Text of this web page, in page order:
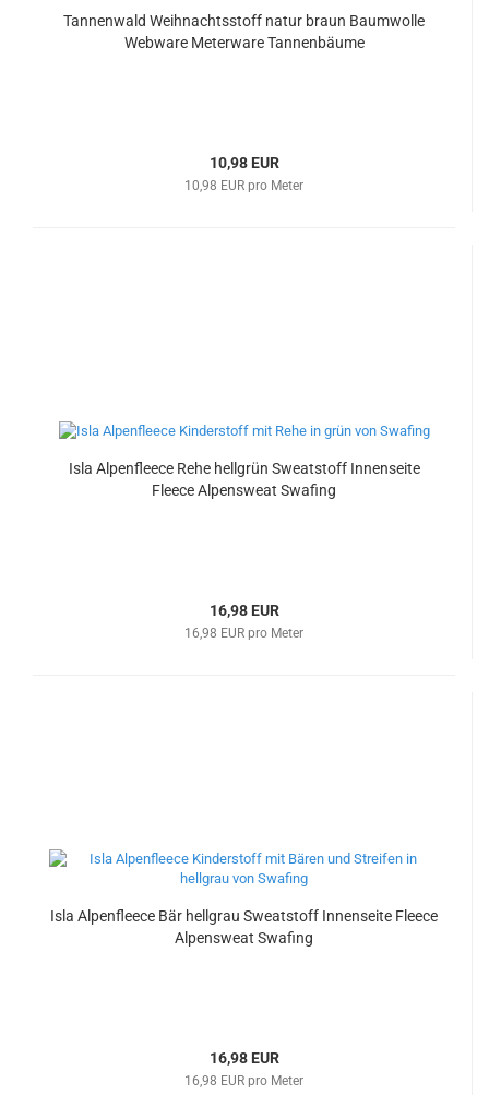
Tannenwald Weihnachtsstoff natur braun Baumwolle
Webware Meterware Tannenbäume
10,98 EUR
10,98 EUR pro Meter
Isla Alpenfleece Rehe hellgrün Sweatstoff Innenseite
Fleece Alpensweat Swafing
16,98 EUR
16,98 EUR pro Meter
Isla Alpenfleece Bär hellgrau Sweatstoff Innenseite Fleece
Alpensweat Swafing
16,98 EUR
16,98 EUR pro Meter